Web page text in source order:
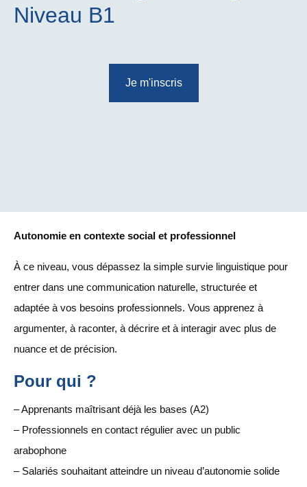
Niveau B1
Je m'inscris
Autonomie en contexte social et professionnel
À ce niveau, vous dépassez la simple survie linguistique pour
entrer dans une communication naturelle, structurée et
adaptée à vos besoins professionnels. Vous apprenez à
argumenter, à raconter, à décrire et à interagir avec plus de
nuance et de précision.
Pour qui ?
– Apprenants maîtrisant déjà les bases (A2)
– Professionnels en contact régulier avec un public
arabophone
– Salariés souhaitant atteindre un niveau d’autonomie solide